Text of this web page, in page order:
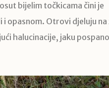
bijelim točkicama čini je
opasnom. Otrovi djeluju na
halucinacije, jaku